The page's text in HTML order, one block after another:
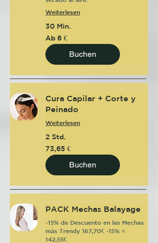
Weiterlesen
30 Min.
Ab
6
Euro
Ab 6 €
Buchen
Cura Capilar + Corte y
Peinado
Weiterlesen
2 Std.
73,65
Euro
73,65 €
Buchen
PACK Mechas Balayage
-15% de Descuento en las Mechas
más Trendy 167,70€ -15% =
142,55€